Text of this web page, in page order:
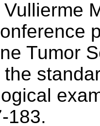
Tumor
183.